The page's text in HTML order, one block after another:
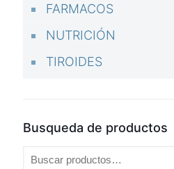
FARMACOS
NUTRICIÓN
TIROIDES
Busqueda de productos